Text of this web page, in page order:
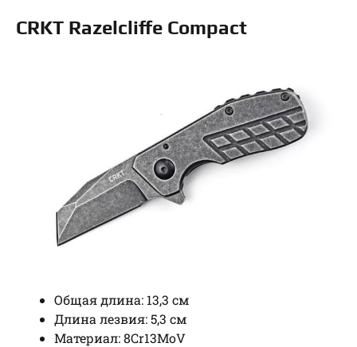
CRKT Razelcliffe Compact
Общая длина: 13,3 см
Длина лезвия: 5,3 см
Материал: 8Cr13MoV